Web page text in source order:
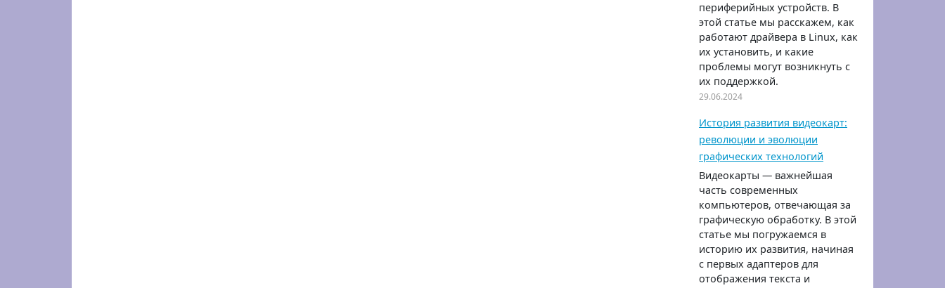
периферийных устройств. В
этой статье мы расскажем, как
работают драйвера в Linux, как
их установить, и какие
проблемы могут возникнуть с
их поддержкой.
29.06.2024
История развития видеокарт:
революции и эволюции
графических технологий
Видеокарты — важнейшая
часть современных
компьютеров, отвечающая за
графическую обработку. В этой
статье мы погружаемся в
историю их развития, начиная
с первых адаптеров для
отображения текста и